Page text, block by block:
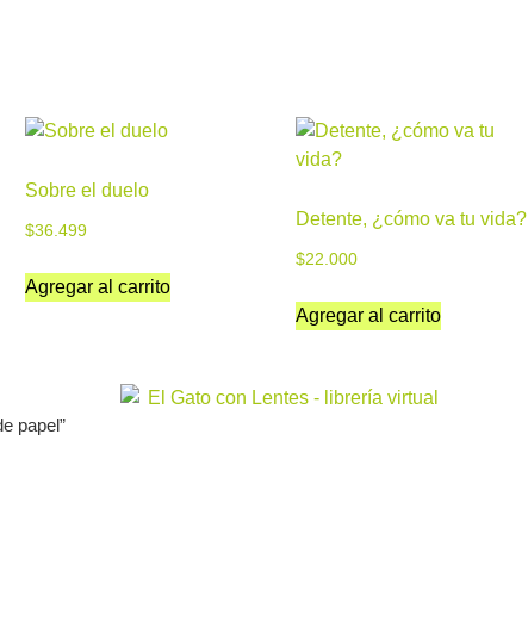
Sobre el duelo
$36.499
Agregar al carrito
Detente, ¿cómo va tu vida?
$22.000
Agregar al carrito
papel”